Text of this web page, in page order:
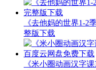
《去他妈的世界1-2
整版下载
《米小圈动画汉字